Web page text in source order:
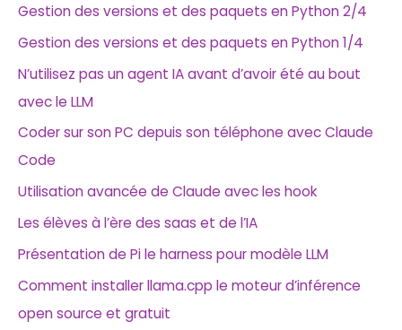
r
c
h
e
r
:
Gestion des versions et des paquets en Python 2/4
Gestion des versions et des paquets en Python 1/4
N’utilisez pas un agent IA avant d’avoir été au bout
avec le LLM
Coder sur son PC depuis son téléphone avec Claude
Code
Utilisation avancée de Claude avec les hook
Les élèves à l’ère des saas et de l’IA
Présentation de Pi le harness pour modèle LLM
Comment installer llama.cpp le moteur d’inférence
open source et gratuit